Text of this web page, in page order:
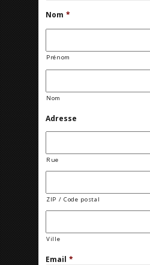
Nom *
Prénom
Nom
Adresse
Rue
ZIP / Code postal
Ville
Email *